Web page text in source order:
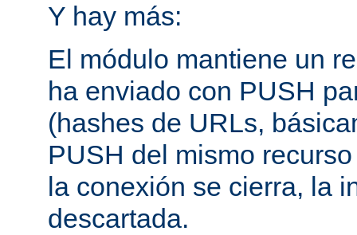
Y hay más:
El módulo mantiene un
ha enviado con PUSH
(hashes de URLs,
PUSH del mismo
la conexión se cierra, la
descartada.